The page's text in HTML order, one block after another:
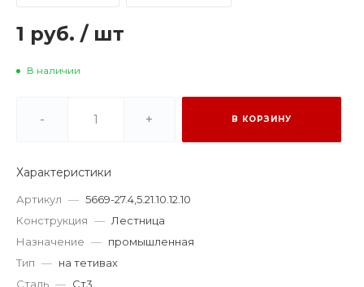
1 руб. / шт
В наличии
- + В КОРЗИНУ
Характеристики
Артикул — 5669-27.4,5.21.10.12.10
Конструкция — Лестница
Назначение — промышленная
Тип — на тетивах
Сталь — Ст3